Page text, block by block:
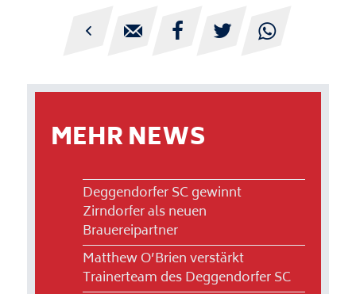
    
MEHR NEWS
Deggendorfer SC gewinnt
Zirndorfer als neuen
Brauereipartner
Matthew O’Brien verstärkt
Trainerteam des Deggendorfer SC